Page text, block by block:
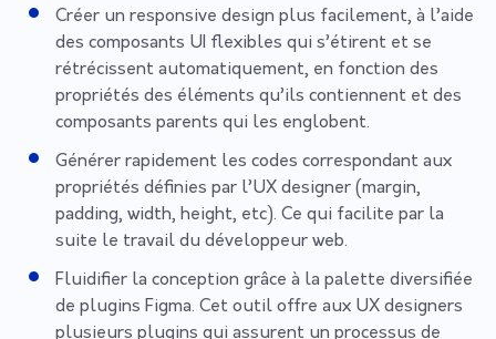
Créer un responsive design plus facilement, à l’aide
des composants UI flexibles qui s’étirent et se
rétrécissent automatiquement, en fonction des
propriétés des éléments qu’ils contiennent et des
composants parents qui les englobent.
Générer rapidement les codes correspondant aux
propriétés définies par l’UX designer (margin,
padding, width, height, etc). Ce qui facilite par la
suite le travail du développeur web.
Fluidifier la conception grâce à la palette diversifiée
de plugins Figma. Cet outil offre aux UX designers
plusieurs plugins qui assurent un processus de